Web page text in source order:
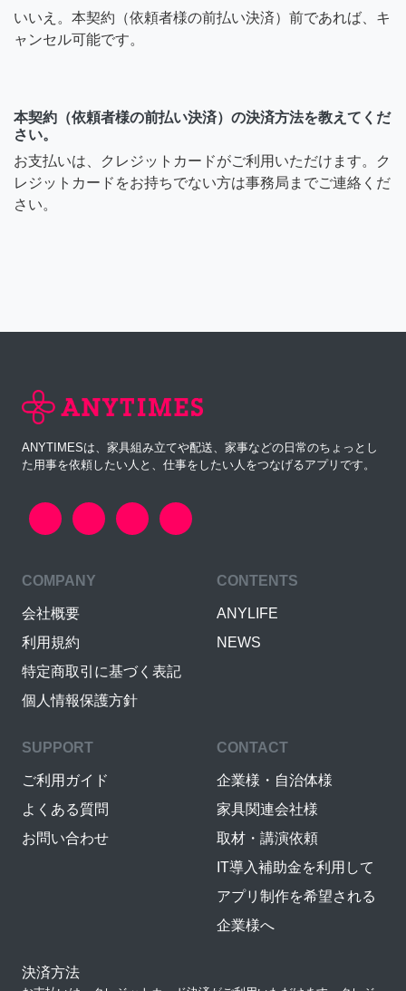
いいえ。本契約（依頼者様の前払い決済）前であれば、キ
ャンセル可能です。
本契約（依頼者様の前払い決済）の決済方法を教えてくだ
さい。
お支払いは、クレジットカードがご利用いただけます。ク
レジットカードをお持ちでない方は事務局までご連絡くだ
さい。
ANYTIMESは、家具組み立てや配送、家事などの日常のちょっとし
た用事を依頼したい人と、仕事をしたい人をつなげるアプリです。
COMPANY
会社概要
利用規約
特定商取引に基づく表記
個人情報保護方針
CONTENTS
ANYLIFE
NEWS
SUPPORT
ご利用ガイド
よくある質問
お問い合わせ
CONTACT
企業様・自治体様
家具関連会社様
取材・講演依頼
IT導入補助金を利用して
アプリ制作を希望される
企業様へ
決済方法